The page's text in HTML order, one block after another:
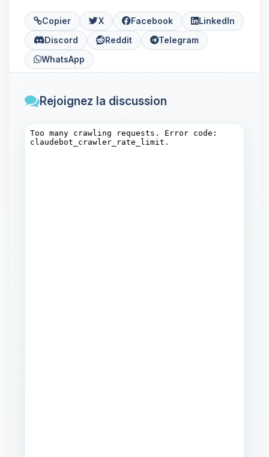
Copier X Facebook
LinkedIn
Discord
Reddit
Telegram
WhatsApp
Rejoignez la discussion